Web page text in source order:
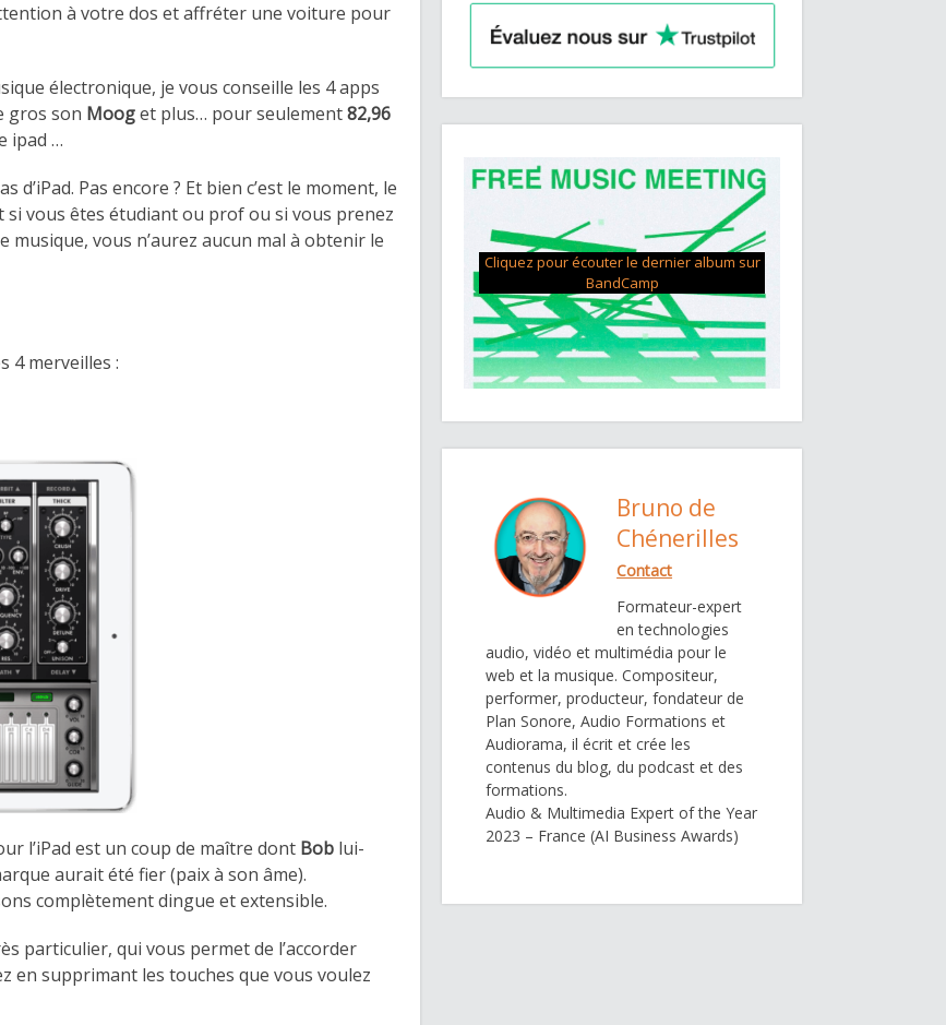
à votre dos et affréter une voiture pour
électronique, je vous conseille les 4 apps
gros son Mooget plus… pour seulement82,96
ipad …
d’iPad. Pas encore ? Et bien c’est le moment, le
si vous êtes étudiant ou prof ou si vous prenez
musique, vous n’aurez aucun mal à obtenir le
4 merveilles :
l’iPad est un coup de maître dont Bob lui-
aurait été fier (paix à son âme).
complètement dingue et extensible.
particulier, qui vous permet de l’accorder
en supprimant les touches que vous voulez
Cliquez pour écouter le dernier album sur
BandCamp
Bruno de
Chénerilles
Contact
Formateur-expert
en technologies
audio, vidéo et multimédia pour le
web et la musique. Compositeur,
performer, producteur, fondateur de
Plan Sonore, Audio Formations et
Audiorama, il écrit et crée les
contenus du blog, du podcast et des
formations.
Audio & Multimedia Expert of the Year
2023 – France (AI Business Awards)